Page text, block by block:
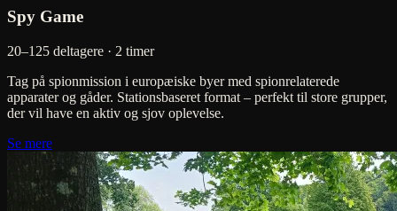
Spy Game
20–125 deltagere · 2 timer
Tag på spionmission i europæiske byer med spionrelaterede
apparater og gåder. Stationsbaseret format – perfekt til store grupper,
der vil have en aktiv og sjov oplevelse.
Se mere